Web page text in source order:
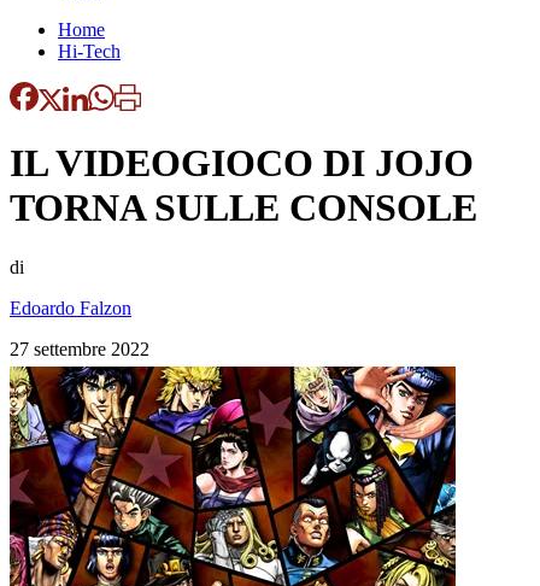
Home
Hi-Tech
IL VIDEOGIOCO DI JOJO
TORNA SULLE CONSOLE
di
Edoardo Falzon
27 settembre 2022